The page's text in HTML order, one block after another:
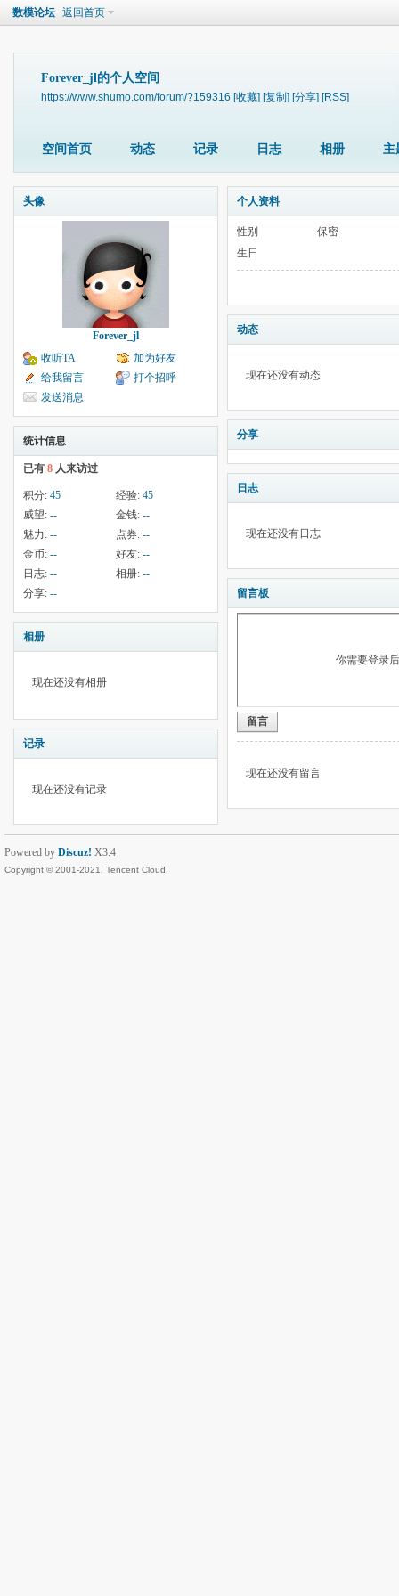
数模论坛 返回首页
Forever_jl的个人空间
https://www.shumo.com/forum/?159316 [收藏] [复制] [分享] [RSS]
空间首页 动态 记录 日志 相册 主
头像
Forever_jl
收听TA
加为好友
给我留言
打个招呼
发送消息
统计信息
已有 8 人来访过
积分: 45 经验: 45
威望: -- 金钱: --
魅力: -- 点券: --
金币: -- 好友: --
日志: -- 相册: --
分享: --
相册
现在还没有相册
记录
现在还没有记录
个人资料
性别
保密
生日
动态
现在还没有动态
分享
日志
现在还没有日志
留言板
你需要登录
留言
现在还没有留言
Powered by Discuz! X3.4
Copyright © 2001-2021, Tencent Cloud.